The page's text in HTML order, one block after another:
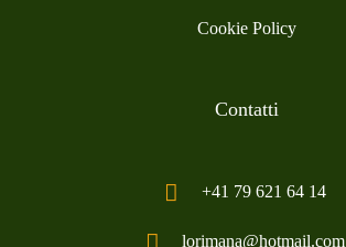
Cookie Policy
Contatti
+41 79 621 64 14
lorimana@hotmail.com